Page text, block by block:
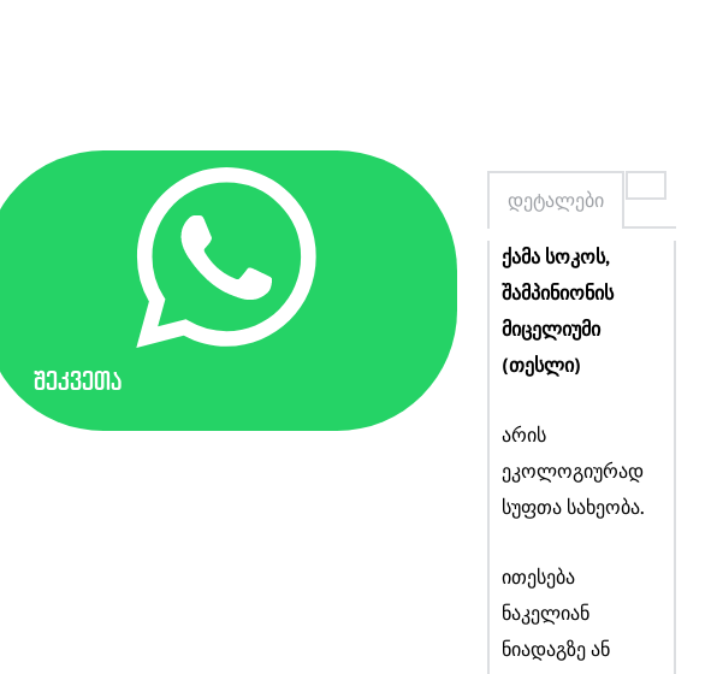
შეკვეთა
დეტალები
ქამა სოკოს,
შამპინიონის
მიცელიუმი
(თესლი)
არის
ეკოლოგიურად
სუფთა სახეობა.
ითესება
ნაკელიან
ნიადაგზე ან